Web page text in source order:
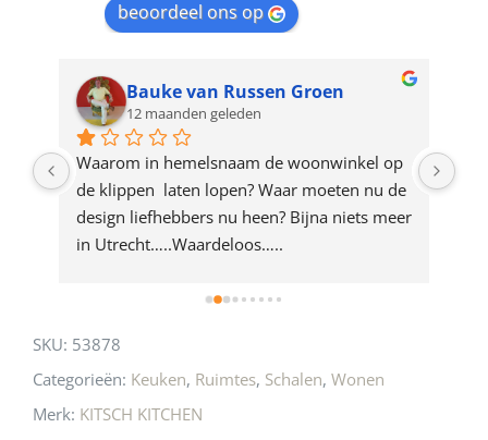
product
beoordeel ons op
Bauke van Russen Groen
12 maanden geleden
Waarom in hemelsnaam de woonwinkel op
de klippen  laten lopen? Waar moeten nu de
design liefhebbers nu heen? Bijna niets meer
in Utrecht…..Waardeloos…..
SKU: 53878
Categorieën: Keuken, Ruimtes, Schalen, Wonen
Merk: KITSCH KITCHEN